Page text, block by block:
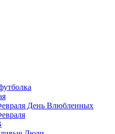
День Влюбленных